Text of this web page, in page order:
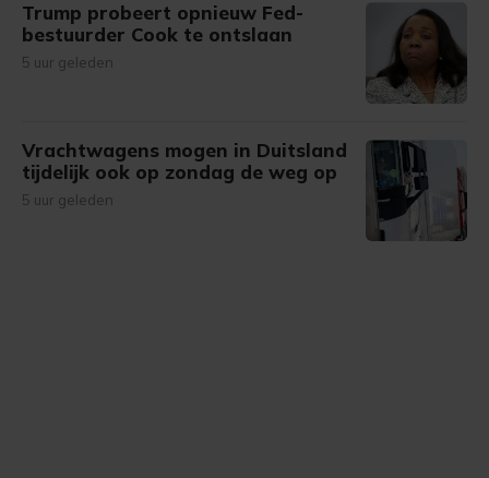
Trump probeert opnieuw Fed-
bestuurder Cook te ontslaan
5 uur geleden
Vrachtwagens mogen in Duitsland
tijdelijk ook op zondag de weg op
5 uur geleden